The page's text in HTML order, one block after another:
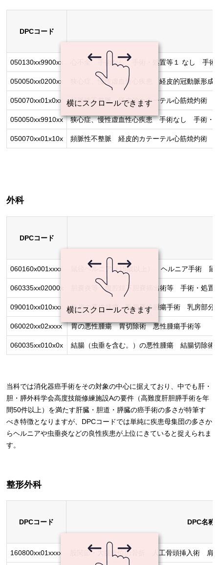
DPCコード
050130xx9900xx 心不全 手術なし 手術・処置等１ なし 手術
050050xx0200xx 狭心症、慢性虚血性心疾患 経皮的冠動脈形
050070xx01x0xx 頻脈性不整脈 経皮的カテーテル心筋焼灼術
050050xx9910xx 狭心症、慢性虚血性心疾患 手術なし 手術・
050070xx01x10x 頻脈性不整脈 経皮的カテーテル心筋焼灼術
外科
DPCコード
060160x001xxxx 鼠径ヘルニア（15歳以上） ヘルニア手術 鼠
060335xx02000x 胆嚢炎等 腹腔鏡下胆嚢摘出術等 手術・処
090010xx010xxx 乳房の悪性腫瘍 乳腺悪性腫瘍手術 乳房部分
060020xx02xxxx 胃の悪性腫瘍 胃切除術 悪性腫瘍手術等
060035xx010x0x 結腸（虫垂を含む。）の悪性腫瘍 結腸切除
当科では消化器癌手術をその対象の中心に据えており、中でも肝・
胆・膵外科学会高度技能修練施設Aの要件（高難度肝胆膵手術を年
間50件以上）を満たす肝臓・胆道・膵臓の癌手術の多さが特筆す
べき特徴となりますが、DPCコードでは単純に疾患母集団の多さか
らヘルニアや虫垂炎などの良性疾患が上位にきていると捉えられま
す。
整形外科
DPCコード DPC名称
160800xx01xxxx 股関節・大腿近位の骨折 人工骨頭挿入術 肩